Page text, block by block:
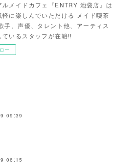
ルメイドカフェ『ENTRY 池袋店』は
軽に楽しんでいただける メイド喫茶
手、声優、タレント他、アーティス
ているスタッフが在籍!!
ー
09:39
06:15